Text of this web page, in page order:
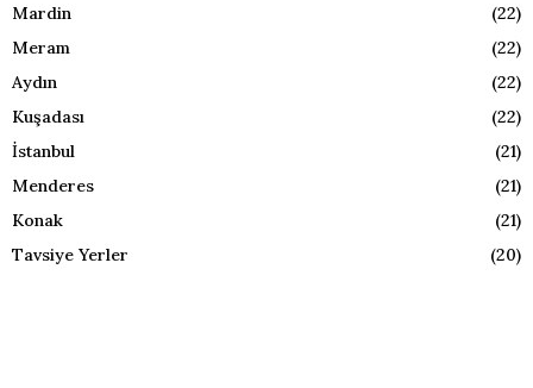
Mardin
(22)
Meram
(22)
Aydın
(22)
Kuşadası
(22)
İstanbul
(21)
Menderes
(21)
Konak
(21)
Tavsiye Yerler
(20)